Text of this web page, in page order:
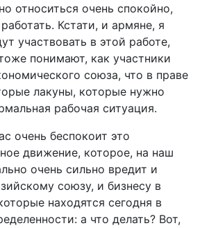
относиться очень спокойно,
Кстати, и армяне, я
участвовать в этой работе,
понимают, как участники
союза, что в праве
лакуны, которые нужно
рабочая ситуация.
очень беспокоит это
движение, которое, на наш
очень сильно вредит и
союзу, и бизнесу в
находятся сегодня в
а что делать? Вот,